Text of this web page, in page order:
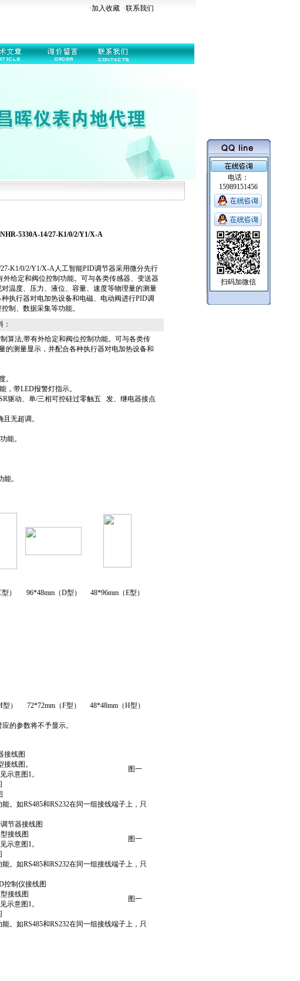
·加入收藏 ·联系我们
5330A-14/27-K1/0/2/Y1/X-A
K1/0/2/Y1/X-A人工智能PID调节器采用微分先行
外给定和阀位控制功能。可与各类传感器、变送器
温度、压力、液位、容量、速度等物理量的测量
执行器对电加热设备和电磁、电动阀进行PID调
制、数据采集等功能。
算法,带有外给定和阀位控制功能。可与各类传
的测量显示，并配合各种执行器对电加热设备和
。
，带LED报警灯指示。
驱动、单/三相可控硅过零触五 发、继电器接点
无超调。
能。
。
） 96*48mm（D型） 48*96mm（E型）
） 72*72mm（F型）
48*48mm（H型）
的参数将不予显示。
接线图
线图。
示意图1。
图一
。如RS485和RS232在同一组接线端子上，只
节器接线图
接线图
示意图1。
图一
。如RS485和RS232在同一组接线端子上，只
控制仪接线图
接线图
示意图1。
图一
。如RS485和RS232在同一组接线端子上，只
电话：
15989151456
扫码加微信